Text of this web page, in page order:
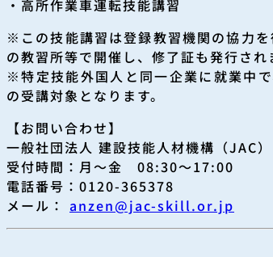
・高所作業車運転技能講習
※この技能講習は登録教習機関の協力
の教習所等で開催し、修了証も発行され
※特定技能外国人と同一企業に就業中
の受講対象となります。
【お問い合わせ】
一般社団法人 建設技能人材機構（JAC
受付時間：月～金 08:30～17:00
電話番号：0120-365378
メール： anzen@jac-skill.or.jp